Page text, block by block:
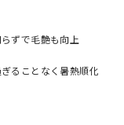
らずで毛艶も向上
ぎることなく暑熱順化